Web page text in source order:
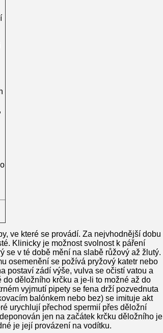
ve které se provádí. Za nejvhodnější dobu
Klinicky je možnost svolnost k páření
se v té době mění na slabě růžový až žlutý.
osemenění se požívá pryžový katetr nebo
postaví zádí výše, vulva se očistí vatou a
děložního krčku a je-li to možné až do
vyjmutí pipety se fena drží pozvednuta
balónkem nebo bez) se imituje akt
urychlují přechod spermií přes děložní
jen na začátek krčku děložního je
je její provázení na vodítku.